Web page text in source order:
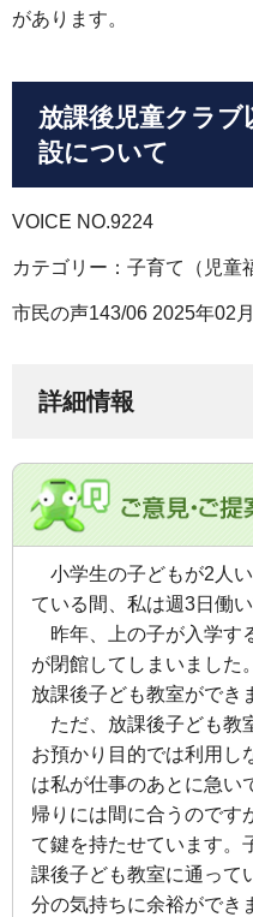
があります。
放課後児童クラ
設について
VOICE NO.9224
カテゴリー：子育て（児童
市民の声143/06 2025年02
詳細情報
小学生の子どもが2 人
ている間、私は週3日働い
昨年、上の子が入学す
が閉館してしまいました
放課後子ども教室ができ
ただ、放課後子ども教
お預かり目的では利用し
は私が仕事のあとに急い
帰りには間に合うのです
て鍵を持たせています。
課後子ども教室に通って
分の気持ちに余裕ができ